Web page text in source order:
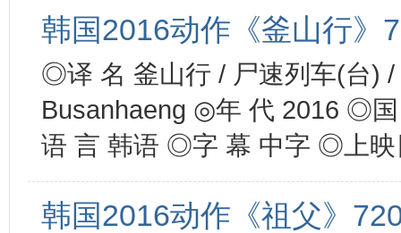
韩国2016动作《釜山行》
◎译 名 釜山行 / 尸速列车(台)
Busanhaeng ◎年 代 2016 ◎
语 言 韩语 ◎字 幕 中字 ◎上映
韩国2016动作《祖父》